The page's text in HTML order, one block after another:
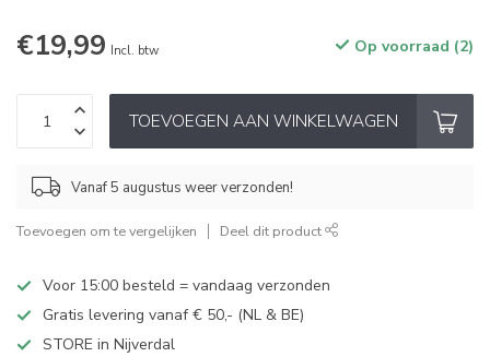
€19,99 Incl. btw Op voorraad (2)
TOEVOEGEN AAN WINKELWAGEN
Vanaf 5 augustus weer verzonden!
Toevoegen om te vergelijken Deel dit product
Voor 15:00 besteld = vandaag verzonden
Gratis levering vanaf € 50,- (NL & BE)
STORE in Nijverdal